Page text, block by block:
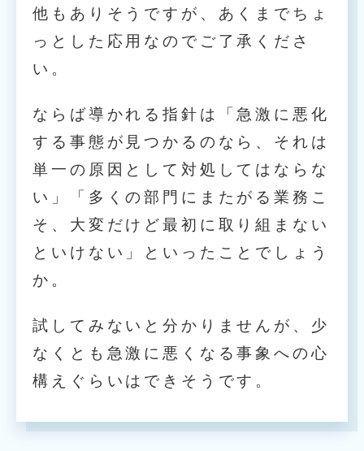
他もありそうですが、あくまでちょ
っとした応用なのでご了承くださ
い。
ならば導かれる指針は「急激に悪化
する事態が見つかるのなら、それは
単一の原因として対処してはならな
い」「多くの部門にまたがる業務こ
そ、大変だけど最初に取り組まない
といけない」といったことでしょう
か。
試してみないと分かりませんが、少
なくとも急激に悪くなる事象への心
構えぐらいはできそうです。